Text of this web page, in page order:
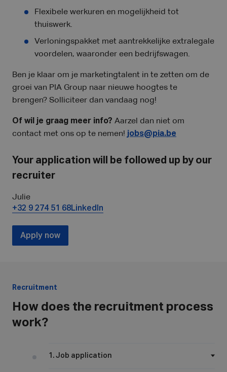
Flexibele werkuren en mogelijkheid tot
thuiswerk.
Verloningspakket met aantrekkelijke extralegale
voordelen, waaronder een bedrijfswagen.
Ben je klaar om je marketingtalent in te zetten om de
groei van PIA Group naar nieuwe hoogtes te
brengen? Solliciteer dan vandaag nog!
Of wil je graag meer info? Aarzel dan niet om
contact met ons op te nemen! jobs@pia.be
Your application will be followed up by our
recruiter
Julie
+32 9 274 51 68LinkedIn
Apply now
Recruitment
How does the recruitment process
work?
1. Job application